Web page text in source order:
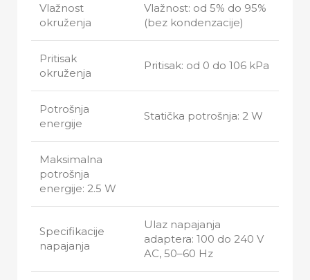
Vlažnost
okruženja
Vlažnost: od 5% do 95%
(bez kondenzacije)
Pritisak
okruženja
Pritisak: od 0 do 106 kPa
Potrošnja
energije
Statička potrošnja: 2 W
Maksimalna
potrošnja
energije: 2.5 W
Specifikacije
napajanja
Ulaz napajanja
adaptera: 100 do 240 V
AC, 50–60 Hz